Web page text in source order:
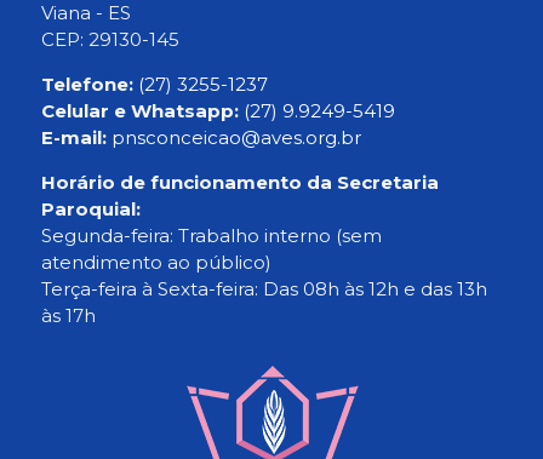
Viana - ES
CEP: 29130-145
Telefone: (27) 3255-1237
Celular e Whatsapp: (27) 9.9249-5419
E-mail: pnsconceicao@aves.org.br
Horário de funcionamento da Secretaria
Paroquial:
Segunda-feira: Trabalho interno (sem
atendimento ao público)
Terça-feira à Sexta-feira: Das 08h às 12h e das 13h
às 17h